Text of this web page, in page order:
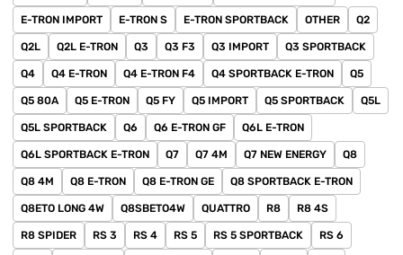
E-TRON IMPORT E-TRON S E-TRON SPORTBACK OTHER Q2
Q2L Q2L E-TRON Q3 Q3 F3 Q3 IMPORT Q3 SPORTBACK
Q4 Q4 E-TRON Q4 E-TRON F4 Q4 SPORTBACK E-TRON Q5
Q5 80A Q5 E-TRON Q5 FY Q5 IMPORT Q5 SPORTBACK Q5L
Q5L SPORTBACK Q6 Q6 E-TRON GF Q6L E-TRON
Q6L SPORTBACK E-TRON Q7 Q7 4M Q7 NEW ENERGY Q8
Q8 4M Q8 E-TRON Q8 E-TRON GE Q8 SPORTBACK E-TRON
Q8ETO LONG 4W Q8SBETO4W QUATTRO R8 R8 4S
R8 SPIDER RS 3 RS 4 RS 5 RS 5 SPORTBACK RS 6